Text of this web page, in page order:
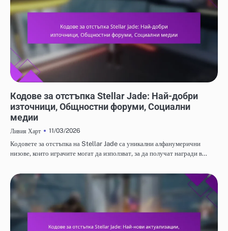
Кодове за отстъпка Stellar Jade: Най-добри
източници, Общностни форуми, Социални
медии
Ливия Харт
11/03/2026
Кодовете за отстъпка на Stellar Jade са уникални алфанумерични
низове, които играчите могат да използват, за да получат награди в…